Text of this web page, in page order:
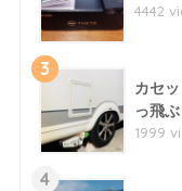
4442
3
カセ
っ飛ぶ
1999
4